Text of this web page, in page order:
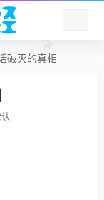
破灭的真相